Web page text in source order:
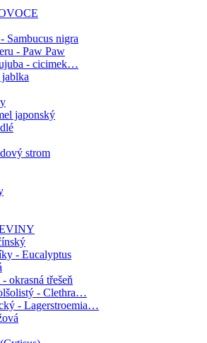
Sambucus nigra
- Paw Paw
- cicimek…
japonský
strom
- Eucalyptus
okrasná třešeň
- Clethra…
- Lagerstroemia…